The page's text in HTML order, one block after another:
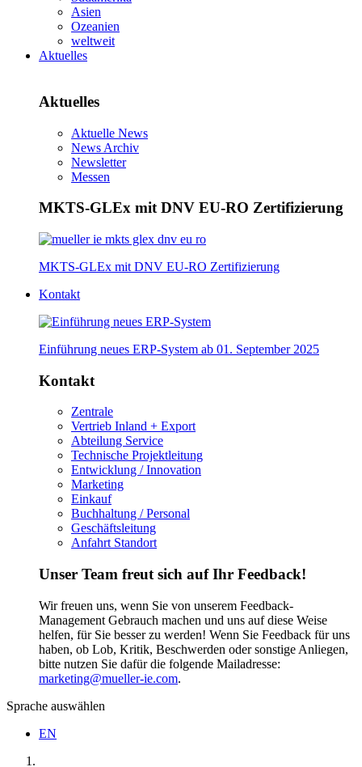
Asien
Ozeanien
weltweit
Aktuelles
Aktuelles
Aktuelle News
News Archiv
Newsletter
Messen
MKTS-GLEx mit DNV EU-RO Zertifizierung
MKTS-GLEx mit DNV EU-RO Zertifizierung
Kontakt
Einführung neues ERP-System ab 01. September 2025
Kontakt
Zentrale
Vertrieb Inland + Export
Abteilung Service
Technische Projektleitung
Entwicklung / Innovation
Marketing
Einkauf
Buchhaltung / Personal
Geschäftsleitung
Anfahrt Standort
Unser Team freut sich auf Ihr Feedback!
Wir freuen uns, wenn Sie von unserem Feedback-
Management Gebrauch machen und uns auf diese Weise
helfen, für Sie besser zu werden! Wenn Sie Feedback für uns
haben, ob Lob, Kritik, Beschwerden oder sonstige Anliegen,
bitte nutzen Sie dafür die folgende Mailadresse:
marketing@mueller-ie.com.
Sprache auswählen
EN